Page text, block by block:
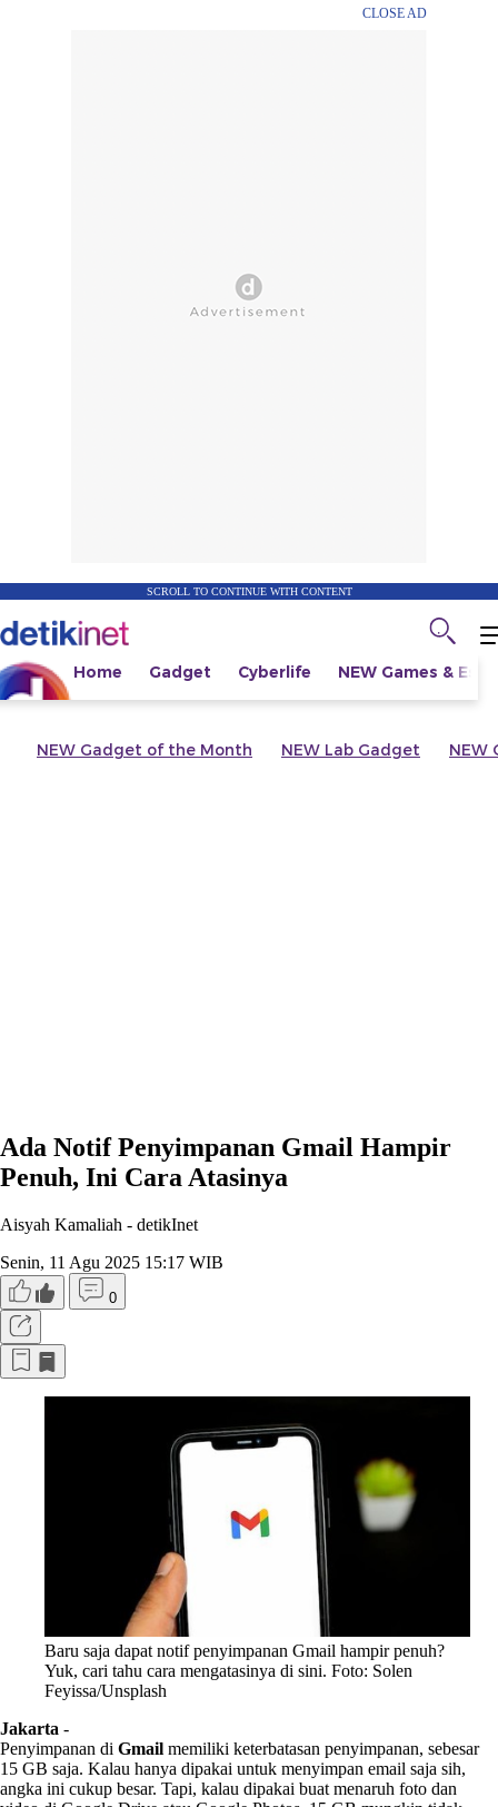
CLOSE AD
SCROLL TO CONTINUE WITH CONTENT
Home Gadget Cyberlife NEW Games &
NEW Gadget of the Month NEW Lab Gadget NEW
Ada Notif Penyimpanan Gmail Hampir
Penuh, Ini Cara Atasinya
Aisyah Kamaliah - detikInet
Senin, 11 Agu 2025 15:17 WIB
0
Baru saja dapat notif penyimpanan Gmail hampir penuh?
Yuk, cari tahu cara mengatasinya di sini. Foto: Solen
Feyissa/Unsplash
Jakarta -
Penyimpanan di Gmail memiliki keterbatasan penyimpanan, sebesar
15 GB saja. Kalau hanya dipakai untuk menyimpan email saja sih,
angka ini cukup besar. Tapi, kalau dipakai buat menaruh foto dan